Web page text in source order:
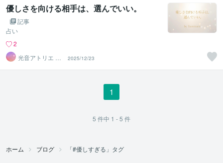
優しさを向ける相手は、選んでいい。
記事
占い
2
光音アトリエ Lu
minara☆字霊占
い
2025/12/23
1
5 件中 1 - 5 件
ホーム ブログ 「#優しすぎる」タグ